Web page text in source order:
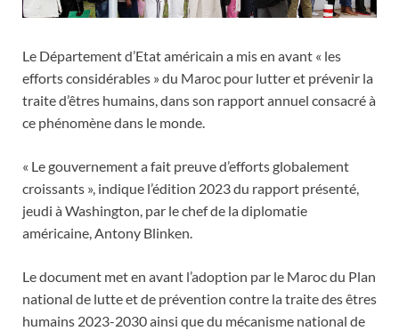
Le Département d’Etat américain a mis en avant « les
efforts considérables » du Maroc pour lutter et prévenir la
traite d’êtres humains, dans son rapport annuel consacré à
ce phénomène dans le monde.
« Le gouvernement a fait preuve d’efforts globalement
croissants », indique l’édition 2023 du rapport présenté,
jeudi à Washington, par le chef de la diplomatie
américaine, Antony Blinken.
Le document met en avant l’adoption par le Maroc du Plan
national de lutte et de prévention contre la traite des êtres
humains 2023-2030 ainsi que du mécanisme national de